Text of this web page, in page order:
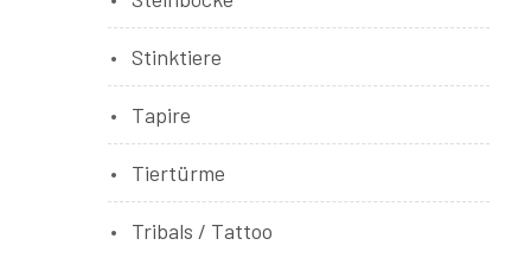
Stinktiere
Tapire
Tiertürme
Tribals / Tattoo